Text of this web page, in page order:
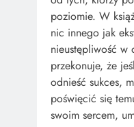
poziomie. W
nic innego jak
nieustępliwość
przekonuje, że
odnieść sukces,
poświęcić się
swoim sercem,